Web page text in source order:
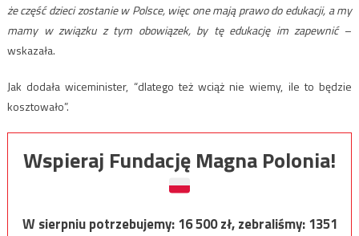
że część dzieci zostanie w Polsce, więc one mają prawo do edukacji, a my
mamy w związku z tym obowiązek, by tę edukację im zapewnić–
wskazała.
Jak dodała wiceminister, “dlatego też wciąż nie wiemy, ile to będzie
kosztowało”.
Wspieraj Fundację Magna Polonia!
W sierpniu potrzebujemy:16 500zł, zebraliśmy:1351